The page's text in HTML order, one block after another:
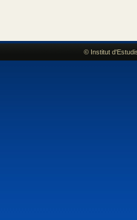
© Institut